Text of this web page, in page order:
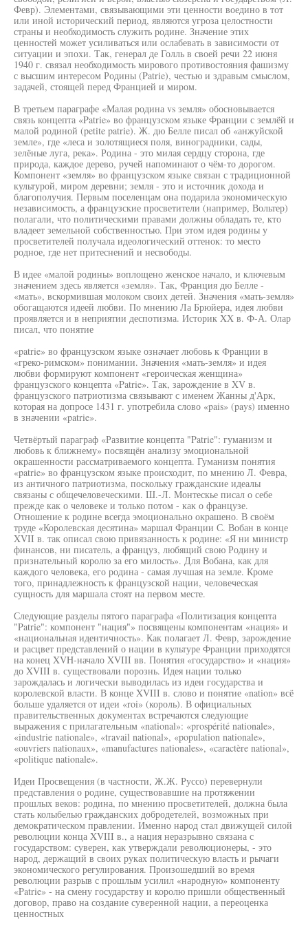
Февр). Элементами, связывающими эти ценности воедино в тот
или иной исторический период, являются угроза целостности
страны и необходимость служить родине. Значение этих
ценностей может усиливаться или ослабевать в зависимости от
ситуации и эпохи. Так, генерал де Голль в своей речи 22 июня
1940 г. связал необходимость мирового противостояния фашизму
с высшим интересом Родины (Patrie), честью и здравым смыслом,
задачей, стоящей перед Францией и миром.
В третьем параграфе «Малая родина vs земля» обосновывается
связь концепта «Patrie» во французском языке Франции с землёй и
малой родиной (petite patrie). Ж. дю Белле писал об «анжуйской
земле», где «леса и золотящиеся поля, виноградники, сады,
зелёные луга, река». Родина - это милая сердцу сторона, где
природа, каждое дерево, ручей напоминают о чём-то дорогом.
Компонент «земля» во французском языке связан с традиционной
культурой, миром деревни; земля - это и источник дохода и
благополучия. Первым поселенцам она подарила экономическую
независимость, а французские просветители (например, Вольтер)
полагали, что политическими правами должны обладать те, кто
владеет земельной собственностью. При этом идея родины у
просветителей получала идеологический оттенок: то место
родное, где нет притеснений и несвободы.
В идее «малой родины» воплощено женское начало, и ключевым
значением здесь является «земля». Так, Франция дю Белле -
«мать», вскормившая молоком своих детей. Значения «мать-земля»
обогащаются идеей любви. По мнению Ла Брюйера, идея любви
проявляется и в неприятии деспотизма. Историк XX в. Ф-А. Олар
писал, что понятие
«patrie» во французском языке означает любовь к Франции в
«греко-римском» понимании. Значения «мать-земля» и идея
любви формируют компонент «героическая женщина»
французского концепта «Patrie». Так, зарождение в XV в.
французского патриотизма связывают с именем Жанны д'Арк,
которая на допросе 1431 г. употребила слово «pais» (pays) именно
в значении «patrie».
Четвёртый параграф «Развитие концепта "Patrie": гуманизм и
любовь к ближнему» посвящён анализу эмоциональной
окрашенности рассматриваемого концепта. Гуманизм понятия
«patrie» во французском языке происходит, по мнению Л. Февра,
из античного патриотизма, поскольку гражданские идеалы
связаны с общечеловеческими. Ш.-Л. Монтескье писал о себе
прежде как о человеке и только потом - как о французе.
Отношение к родине всегда эмоционально окрашено. В своём
труде «Королевская десятина» маршал Франции С. Вобан в конце
XVII в. так описал свою привязанность к родине: «Я ни министр
финансов, ни писатель, а француз, любящий свою Родину и
признательный королю за его милость». Для Вобана, как для
каждого человека, его родина - самая лучшая на земле. Кроме
того, принадлежность к французской нации, человеческая
сущность для маршала стоят на первом месте.
Следующие разделы пятого параграфа «Политизация концепта
"Patrie": компонент "нация"» посвящены компонентам «нация» и
«национальная идентичность». Как полагает Л. Февр, зарождение
и расцвет представлений о нации в культуре Франции приходятся
на конец XVH-начало XVIII вв. Понятия «государство» и «нация»
до XVIII в. существовали порознь. Идея нации только
зарождалась и логически выводилась из идеи государства и
королевской власти. В конце XVIII в. слово и понятие «nation» всё
больше удаляется от идеи «roi» (король). В официальных
правительственных документах встречаются следующие
выражения с прилагательным «national»: «prospérité nationale»,
«industrie nationale», «travail national», «population nationale»,
«ouvriers nationaux», «manufactures nationales», «caractère national»,
«politique nationale».
Идеи Просвещения (в частности, Ж.Ж. Руссо) перевернули
представления о родине, существовавшие на протяжении
прошлых веков: родина, по мнению просветителей, должна была
стать колыбелью гражданских добродетелей, возможных при
демократическом правлении. Именно народ стал движущей силой
революции конца XVIII в., а нация неразрывно связана с
государством: суверен, как утверждали революционеры, - это
народ, держащий в своих руках политическую власть и рычаги
экономического регулирования. Произошедший во время
революции разрыв с прошлым усилил «народную» компоненту
«Patrie» - на смену государству и королю пришли общественный
договор, право на создание суверенной нации, а переоценка
ценностных